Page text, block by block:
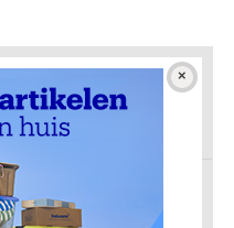
Redactie AmsterdamNoord com